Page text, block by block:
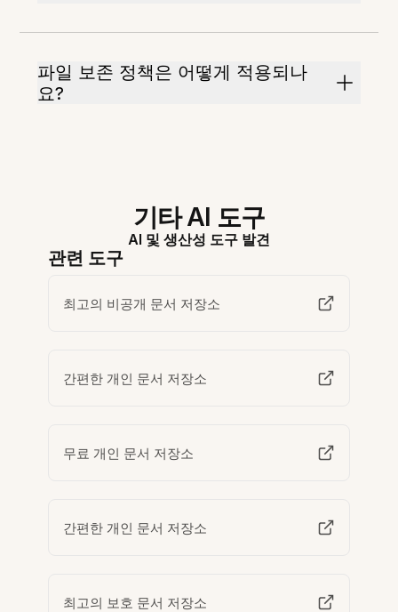
파일 보존 정책은 어떻게 적용되나
요?
기타 AI 도구
AI 및 생산성 도구 발견
관련 도구
최고의 비공개 문서 저장소
간편한 개인 문서 저장소
무료 개인 문서 저장소
간편한 개인 문서 저장소
최고의 보호 문서 저장소